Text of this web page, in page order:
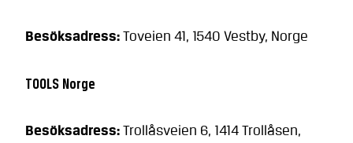
Besöksadress: Toveien 41, 1540 Vestby, Norge
TOOLS Norge
Besöksadress: Trollåsveien 6, 1414 Trollåsen,